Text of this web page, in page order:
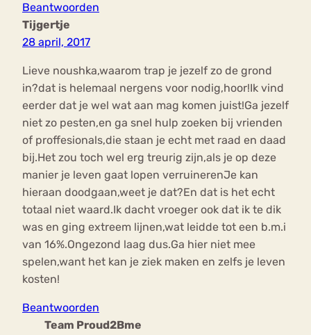
Beantwoorden
Tijgertje
28 april, 2017
Lieve noushka,waarom trap je jezelf zo de grond
in?dat is helemaal nergens voor nodig,hoor!Ik vind
eerder dat je wel wat aan mag komen juist!Ga jezelf
niet zo pesten,en ga snel hulp zoeken bij vrienden
of proffesionals,die staan je echt met raad en daad
bij.Het zou toch wel erg treurig zijn,als je op deze
manier je leven gaat lopen verruinerenJe kan
hieraan doodgaan,weet je dat?En dat is het echt
totaal niet waard.Ik dacht vroeger ook dat ik te dik
was en ging extreem lijnen,wat leidde tot een b.m.i
van 16%.Ongezond laag dus.Ga hier niet mee
spelen,want het kan je ziek maken en zelfs je leven
kosten!
Beantwoorden
Team Proud2Bme